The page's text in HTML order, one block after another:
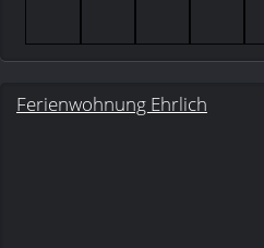
Ferienwohnung Ehrlich